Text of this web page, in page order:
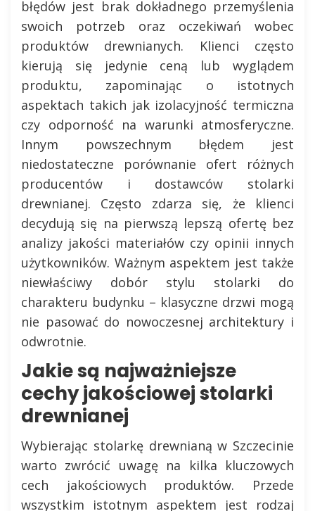
błędów jest brak dokładnego przemyślenia
swoich potrzeb oraz oczekiwań wobec
produktów drewnianych. Klienci często
kierują się jedynie ceną lub wyglądem
produktu, zapominając o istotnych
aspektach takich jak izolacyjność termiczna
czy odporność na warunki atmosferyczne.
Innym powszechnym błędem jest
niedostateczne porównanie ofert różnych
producentów i dostawców stolarki
drewnianej. Często zdarza się, że klienci
decydują się na pierwszą lepszą ofertę bez
analizy jakości materiałów czy opinii innych
użytkowników. Ważnym aspektem jest także
niewłaściwy dobór stylu stolarki do
charakteru budynku – klasyczne drzwi mogą
nie pasować do nowoczesnej architektury i
odwrotnie.
Jakie są najważniejsze
cechy jakościowej stolarki
drewnianej
Wybierając stolarkę drewnianą w Szczecinie
warto zwrócić uwagę na kilka kluczowych
cech jakościowych produktów. Przede
wszystkim istotnym aspektem jest rodzaj